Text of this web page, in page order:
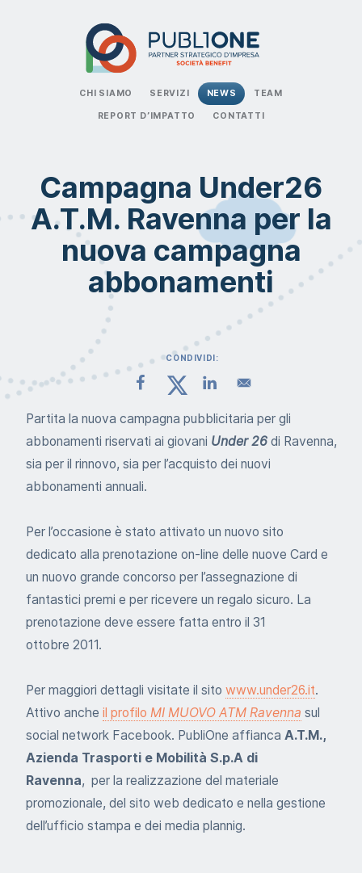
CHI SIAMO SERVIZI NEWS TEAM
REPORT D’IMPATTO CONTATTI
Campagna Under26
A.T.M. Ravenna per la
nuova campagna
abbonamenti
CONDIVIDI:
Partita la nuova campagna pubblicitaria per gli
abbonamenti riservati ai giovani Under 26di Ravenna,
sia per il rinnovo, sia per l’acquisto dei nuovi
abbonamenti annuali.
Per l’occasione è stato attivato un nuovo sito
dedicato alla prenotazione on-line delle nuove Card e
un nuovo grande concorso per l’assegnazione di
fantastici premi e per ricevere un regalo sicuro. La
prenotazione deve essere fatta entro il 31
ottobre 2011.
Per maggiori dettagli visitate il sito www.under26.it.
Attivo anche il profilo MI MUOVO ATM Ravenna sul
social network Facebook. PubliOne affianca A.T.M.,
Azienda Trasporti e Mobilità S.p.A di
Ravenna, per la realizzazione del materiale
promozionale, del sito web dedicato e nella gestione
dell’ufficio stampa e dei media plannig.